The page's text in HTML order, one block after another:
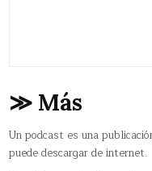
≫ Más
Un podcast es una
puede descargar de internet.